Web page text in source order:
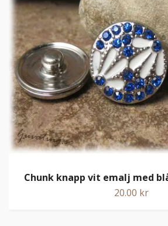
Chunk knapp vit emalj med
20.00 kr